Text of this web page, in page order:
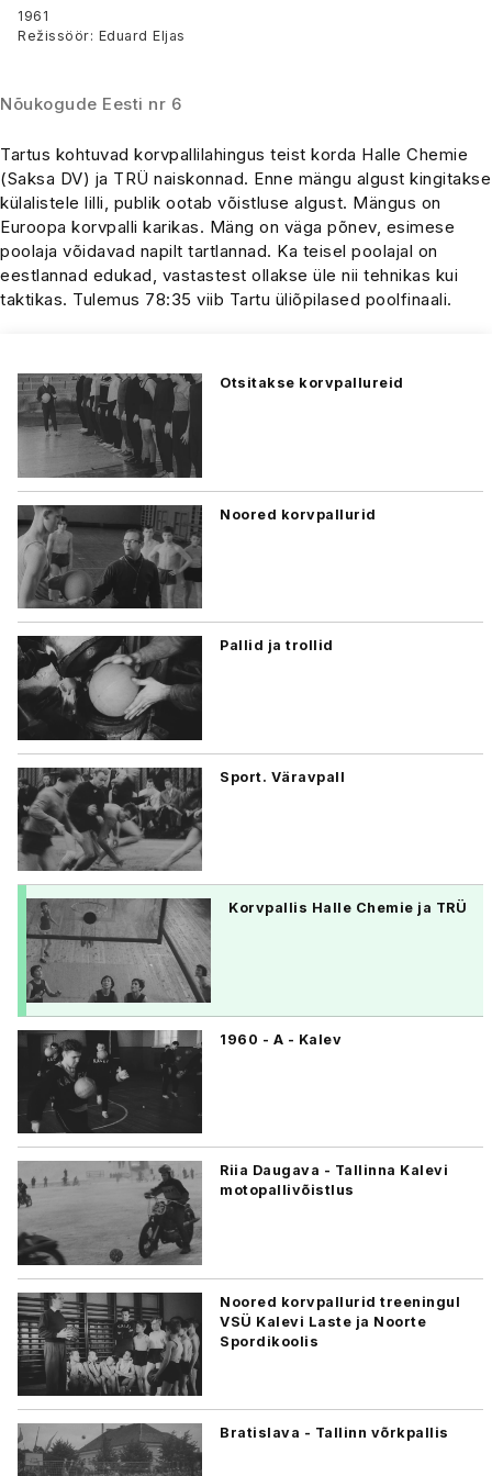
TRÜ
1961
Režissöör: Eduard Eljas
Nõukogude Eesti nr 6
Tartus kohtuvad korvpallilahingus teist korda Halle Chemie
(Saksa DV) ja TRÜ naiskonnad. Enne mängu algust kingitakse
külalistele lilli, publik ootab võistluse algust. Mängus on
Euroopa korvpalli karikas. Mäng on väga põnev, esimese
poolaja võidavad napilt tartlannad. Ka teisel poolajal on
eestlannad edukad, vastastest ollakse üle nii tehnikas kui
taktikas. Tulemus 78:35 viib Tartu üliõpilased poolfinaali.
Otsitakse korvpallureid
Noored korvpallurid
Pallid ja trollid
Sport. Väravpall
Korvpallis Halle Chemie ja TRÜ
1960 - A - Kalev
Riia Daugava - Tallinna Kalevi
motopallivõistlus
Noored korvpallurid treeningul
VSÜ Kalevi Laste ja Noorte
Spordikoolis
Bratislava - Tallinn võrkpallis